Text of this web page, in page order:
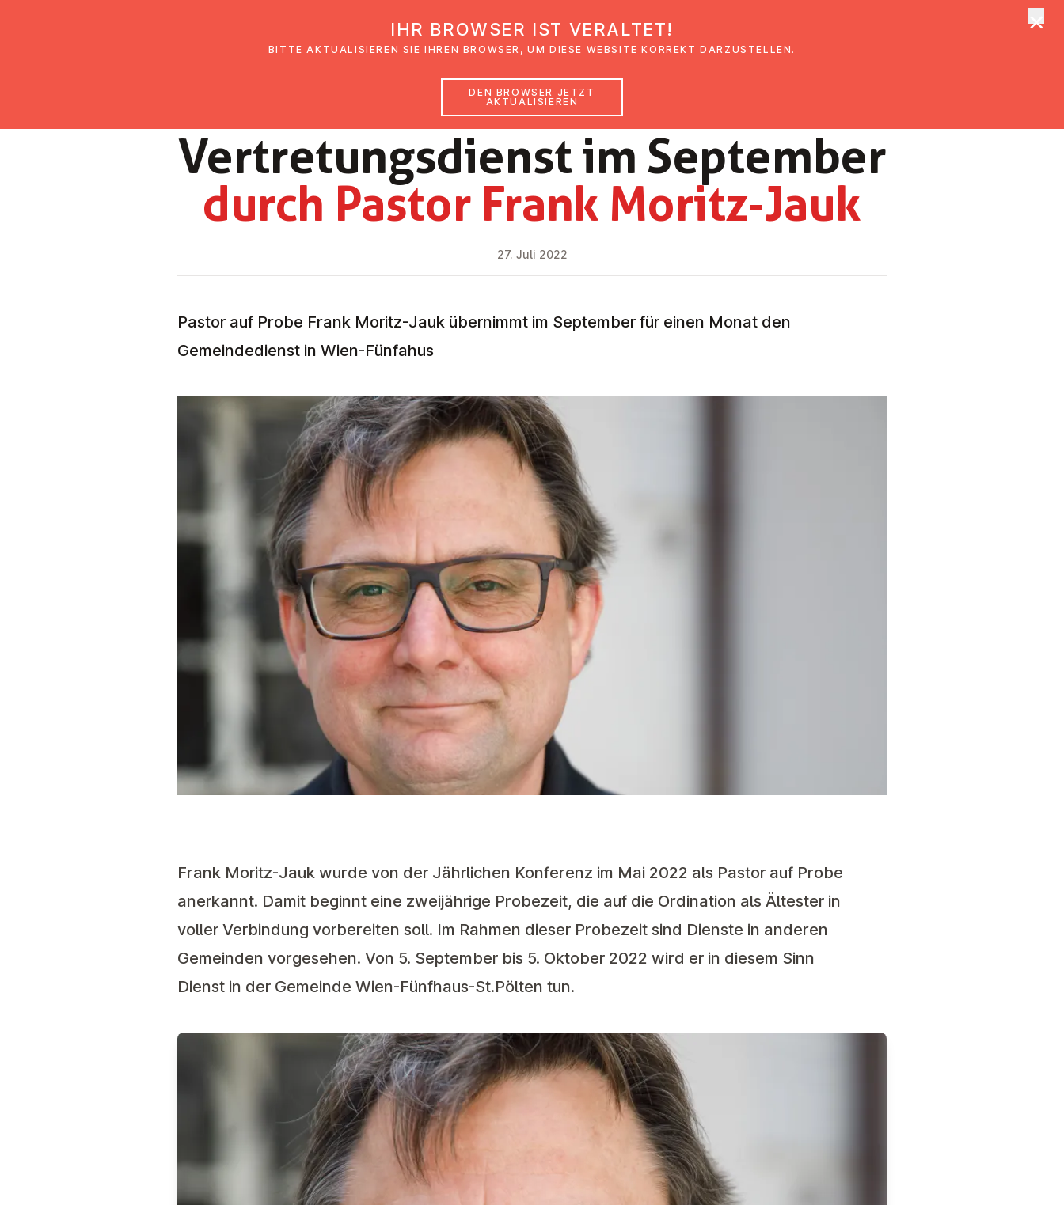
Glaubensimpulse News Veranstaltungen
Ver­tre­tungs­dienst im September
durch Pastor Frank Moritz-Jauk
NEWS
27. Juli 2022
Pastor auf Probe Frank Moritz-Jauk übernimmt im September für einen Monat den
Gemeindedienst in Wien-Fünfahus
Frank Moritz-Jauk wurde von der Jährlichen Konferenz im Mai 2022 als Pastor auf Probe
anerkannt. Damit beginnt eine zweijährige Probezeit, die auf die Ordination als Ältester in
voller Verbindung vorbereiten soll. Im Rahmen dieser Probezeit sind Dienste in anderen
Gemeinden vorgesehen. Von 5. September bis 5. Oktober 2022 wird er in diesem Sinn
Dienst in der Gemeinde Wien-Fünfhaus-St.Pölten tun.
IHR BROWSER IST VERALTET!
BITTE AKTUALISIEREN SIE IHREN BROWSER, UM DIESE WEBSITE KORREKT DARZUSTELLEN.
DEN BROWSER JETZT
AKTUALISIEREN
×